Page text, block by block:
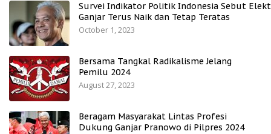
Survei Indikator Politik Indonesia Sebut
Ganjar Terus Naik dan Tetap Teratas
October 1, 2023
Bersama Tangkal Radikalisme Jelang
Pemilu 2024
August 27, 2023
Beragam Masyarakat Lintas Profesi
Dukung Ganjar Pranowo di Pilpres 2024